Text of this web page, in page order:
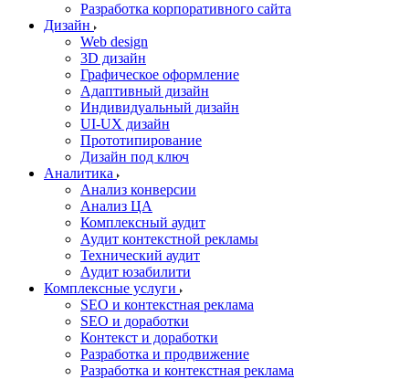
Разработка корпоративного сайта
Дизайн
Web design
3D дизайн
Графическое оформление
Адаптивный дизайн
Индивидуальный дизайн
UI‑UX дизайн
Прототипирование
Дизайн под ключ
Аналитика
Анализ конверсии
Анализ ЦА
Комплексный аудит
Аудит контекстной рекламы
Технический аудит
Аудит юзабилити
Комплексные услуги
SEO и контекстная реклама
SEO и доработки
Контекст и доработки
Разработка и продвижение
Разработка и контекстная реклама